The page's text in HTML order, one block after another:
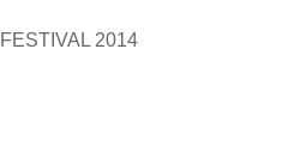
2014